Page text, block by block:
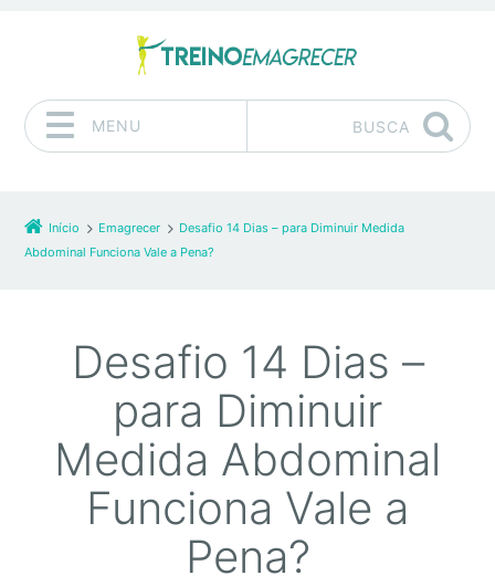
MENU BUSCA
Início Emagrecer
Desafio 14 Dias – para Diminuir Medida
Abdominal Funciona Vale a Pena?
Desafio 14 Dias –
para Diminuir
Medida Abdominal
Funciona Vale a
Pena?